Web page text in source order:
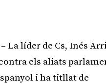
La líder de Cs, Inés
els aliats
i ha titllat de